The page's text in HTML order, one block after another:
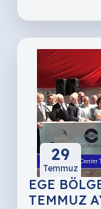
29
Temmuz
EGE
TEMMUZ